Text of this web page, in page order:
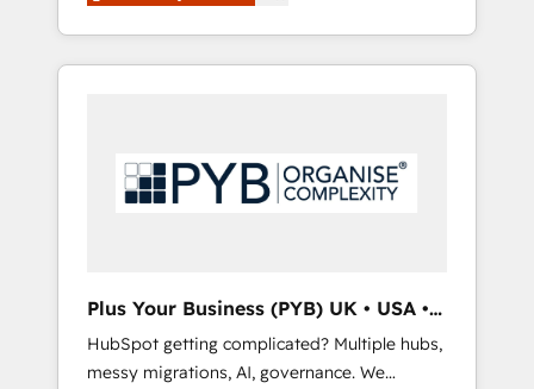
sequences. - Cross-hub setup across
Marketing, Sales, Operations, and Service
Hubs. - Ongoing optimization, managed
consulting, B2B SEO, paid media, content
marketing, AEO and GEO (AI search
optimisation), and HubSpot Content Hub
services and industrial sectors. Offices in
Johannesburg, Cape Town, Dubai & London.
Google AI Overviews. HubSpot Impact Award
- Customer First HubSpot Impact Award -
Integrations Innovation HubSpot Impact
Plus Your Business (PYB) UK • USA •
Europe
HubSpot getting complicated? Multiple hubs,
messy migrations, AI, governance. We